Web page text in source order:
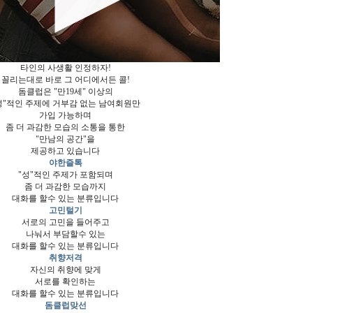
타인의 사생활 인정하자!
꼴리는대로 바로 그 어디에서든 콜!
돔클럽은 "만19세" 이상의
"적인 주제에 거부감 없는 남여회원만
가입 가능하며
좀 더 과감한 모습의 소통을 통한
"만남의 공간"을
제공하고 있습니다
야한즐톡
"성"적인 주제가 포함되며
좀 더 과감한 모습까지
대화를 할수 있는 분류입니다
고민털기
서로의 고민을 들어주고
나눠서 부담할수 있는
대화를 할수 있는 분류입니다
취향저격
자신의 취향에 맞게
서로를 확인하는
대화를 할수 있는 분류입니다
돔클럽맞선